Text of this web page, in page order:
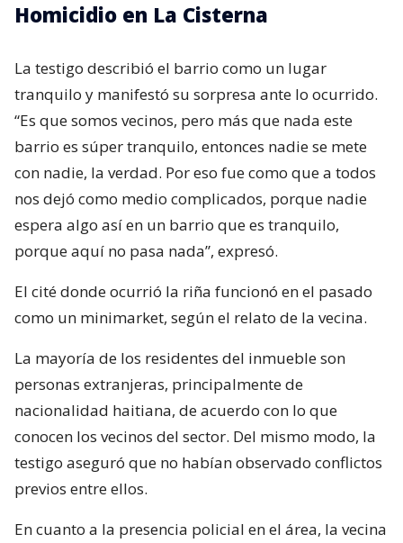
Homicidio en La Cisterna
La testigo describió el barrio como un lugar
tranquilo y manifestó su sorpresa ante lo ocurrido.
“Es que somos vecinos, pero más que nada este
barrio es súper tranquilo, entonces nadie se mete
con nadie, la verdad. Por eso fue como que a todos
nos dejó como medio complicados, porque nadie
espera algo así en un barrio que es tranquilo,
porque aquí no pasa nada”, expresó.
El cité donde ocurrió la riña funcionó en el pasado
como un minimarket, según el relato de la vecina.
La mayoría de los residentes del inmueble son
personas extranjeras, principalmente de
nacionalidad haitiana, de acuerdo con lo que
conocen los vecinos del sector. Del mismo modo, la
testigo aseguró que no habían observado conflictos
previos entre ellos.
En cuanto a la presencia policial en el área, la vecina